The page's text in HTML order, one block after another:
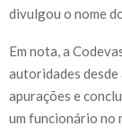
divulgou o nome
Em nota, a
autoridades desde
apurações e
um funcionário no